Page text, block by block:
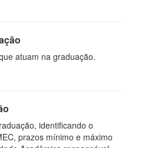
atuam na graduação.
identificando o
prazos mínimo e máximo